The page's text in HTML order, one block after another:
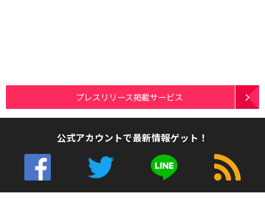
プレスリリース掲載サービス
公式アカウントで最新情報ゲット！